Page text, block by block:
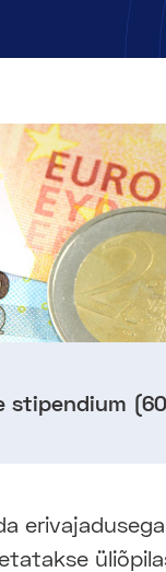
stipendium